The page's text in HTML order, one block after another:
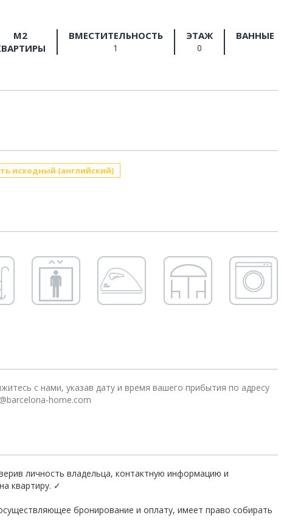
M2
ВМЕСТИТЕЛЬНОСТЬ
1
ЭТАЖ
0
ВАННЫЕ
исходный (английский)
с нами, указав дату и время вашего прибытия по адресу
home.com
личность владельца, контактную информацию и
квартиру. ✓
бронирование и оплату, имеет право собирать